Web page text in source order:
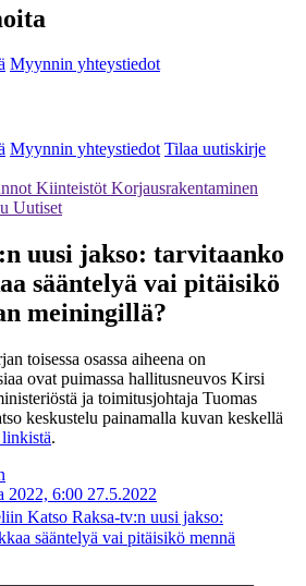
Myynnin yhteystiedot
Myynnin yhteystiedot Tilaa uutiskirje
Kiinteistöt Korjausrakentaminen
Uutiset
uusi jakso: tarvitaanko
sääntelyä vai pitäisikö
meiningillä?
toisessa osassa aiheena on
ovat puimassa hallitusneuvos Kirsi
ja toimitusjohtaja Tuomas
keskustelu painamalla kuvan keskellä
linkistä.
2022, 6:00 27.5.2022
Katso Raksa-tv:n uusi jakso:
sääntelyä vai pitäisikö mennä